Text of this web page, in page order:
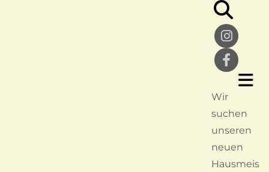
Wir
suchen
unseren
neuen
Hausmeis